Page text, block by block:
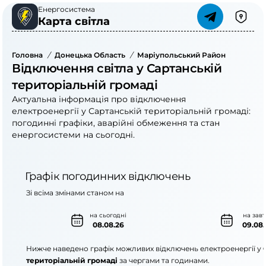
Енергосистема
Карта світла
Головна / Донецька Область / Маріупольський Район
Відключення світла у Сартанській
територіальній громаді
Актуальна інформація про відключення
електроенергії у Сартанській територіальній громаді:
погодинні графіки, аварійні обмеження та стан
енергосистеми на сьогодні.
Графік погодинних відключень
на сьогодні
08.08.26
на
Зі всіма змінами станом на
Нижче наведено графік можливих відключень електроенергії у
територіальній громаді за чергами та годинами.